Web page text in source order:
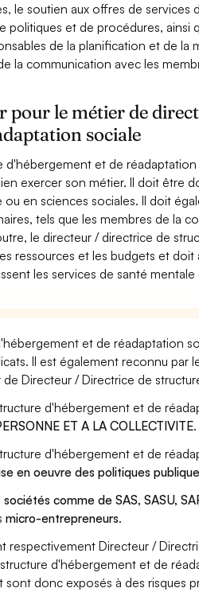
le soutien aux offres de services
et de procédures, ainsi
de la planification et de
la communication avec les
pour le métier de
sociale
d'hébergement et de
exercer son métier. Il doit être
en sciences sociales. Il doit
tels que les membres de la
le directeur / directrice de
ressources et les budgets et
les services de santé
et de réadaptation
Il est également reconnu par
Directeur / Directrice de
d'hébergement et de
ET A LA COLLECTIVITE.
d'hébergement et de
en oeuvre des politiques
sociétés comme de SAS, SASU,
micro-entrepreneurs.
respectivement Directeur /
d'hébergement et de
donc exposés à des risques